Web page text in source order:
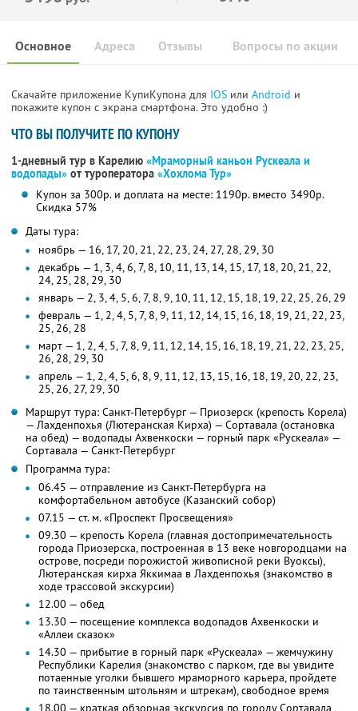
Основное Отзывы Вопросы по акции
Адреса
Скачайте приложение КупиКупона для IOS или Android и
покажите купон с экрана смартфона. Это удобно :)
ЧТО ВЫ ПОЛУЧИТЕ ПО КУПОНУ
1-дневный тур в Карелию «Мраморный каньон Рускеала и
водопады» от туроператора «Хохлома Тур»
Купон за 300р. и доплата на месте: 1190р. вместо 3490р.
Скидка 57%
Даты тура:
ноябрь — 16, 17, 20, 21, 22, 23, 24, 27, 28, 29, 30
декабрь — 1, 3, 4, 6, 7, 8, 10, 11, 13, 14, 15, 17, 18, 20, 21, 22,
24, 25, 28, 29, 30
январь — 2, 3, 4, 5, 6, 7, 8, 9, 10, 11, 12, 15, 18, 19, 22, 25, 26, 29
февраль — 1, 2, 4, 5, 7, 8, 9, 11, 12, 14, 15, 16, 18, 19, 21, 22, 23,
25, 26, 28
март — 1, 2, 4, 5, 7, 8, 9, 11, 12, 14, 15, 16, 18, 19, 21, 22, 23, 25,
26, 28, 29, 30
апрель — 1, 2, 4, 5, 6, 8, 9, 11, 12, 13, 15, 16, 18, 19, 20, 22, 23,
25, 26, 27, 29, 30
Маршрут тура: Санкт-Петербург — Приозерск (крепость Корела)
— Лахденпохья (Лютеранская Кирха) — Сортавала (остановка
на обед) — водопады Ахвенкоски — горный парк «Рускеала» —
Сортавала — Санкт-Петербург
Программа тура:
06.45 — отправление из Санкт-Петербурга на
комфортабельном автобусе (Казанский собор)
07.15 — ст. м. «Проспект Просвещения»
09.30 — крепость Корела (главная достопримечательность
города Приозерска, построенная в 13 веке новгородцами на
острове, посреди порожистой живописной реки Вуоксы),
Лютеранская кирха Яккимаа в Лахденпохья (знакомство в
ходе трассовой экскурсии)
12.00 — обед
13.30 — посещение комплекса водопадов Ахвенкоски и
«Аллеи сказок»
14.30 — прибытие в горный парк «Рускеала» — жемчужину
Республики Карелия (знакомство с парком, где вы увидите
потаенные уголки бывшего мраморного карьера, пройдете
по таинственным штольням и штрекам), свободное время
18.00 — краткая обзорная экскурсия по городу Сортавала,